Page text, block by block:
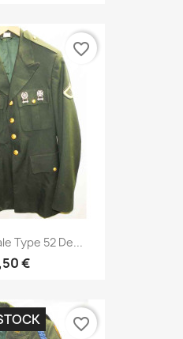
Type 52 De...
€
favorite_border
favorite_border